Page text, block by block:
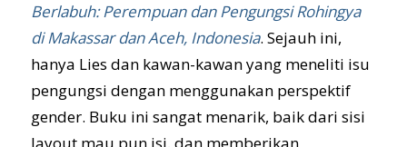
Berlabuh: Perempuan dan Pengungsi Rohingya
di Makassar dan Aceh, Indonesia. Sejauh ini,
hanya Lies dan kawan-kawan yang meneliti isu
pengungsi dengan menggunakan perspektif
gender. Buku ini sangat menarik, baik dari sisi